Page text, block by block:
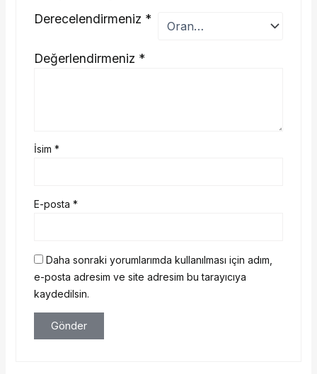
Derecelendirmeniz *
Değerlendirmeniz *
İsim *
E-posta *
Daha sonraki yorumlarımda kullanılması için adım,
e-posta adresim ve site adresim bu tarayıcıya
kaydedilsin.